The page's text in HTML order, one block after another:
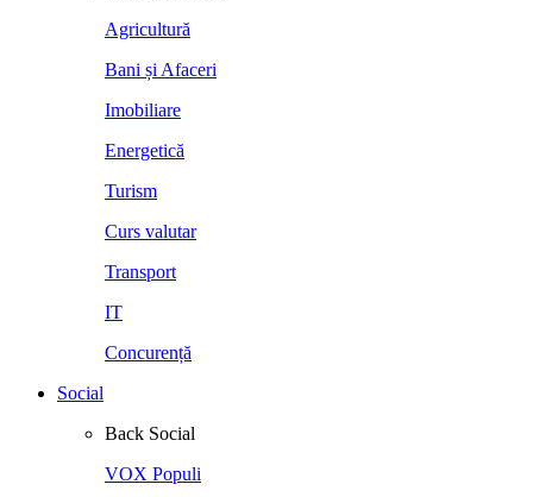
Agricultură
Bani și Afaceri
Imobiliare
Energetică
Turism
Curs valutar
Transport
IT
Concurență
Social
Back Social
VOX Populi